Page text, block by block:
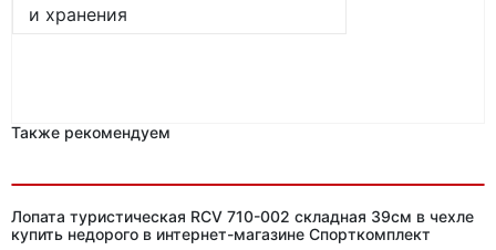
и хранения
Также рекомендуем
Лопата туристическая RCV 710-002 складная 39см в чехле
купить недорого в интернет-магазине Спорткомплект